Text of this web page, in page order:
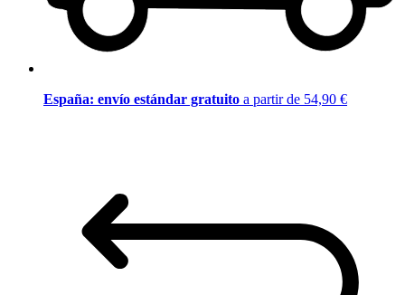
España: envío estándar gratuito a partir de 54,90 €